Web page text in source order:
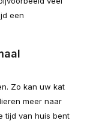
een
Zo kan uw kat
meer naar
tijd van huis bent